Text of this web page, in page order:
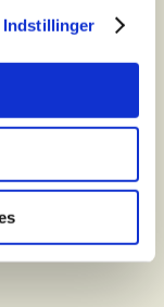
Indstillinger